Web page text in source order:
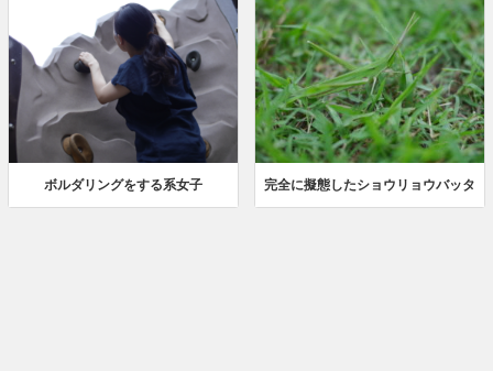
ボルダリングをする系女子 完全に擬態したショウリョウバッタ